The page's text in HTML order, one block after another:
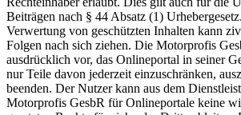
Beiträgen nach § 44 Absatz (1)
Verwertung von geschützten Inhalten kann
Folgen nach sich ziehen. Die Motorprofis
ausdrücklich vor, das Onlineportal in seiner
nur Teile davon jederzeit einzuschränken,
beenden. Der Nutzer kann aus dem
Motorprofis GesbR für Onlineportale keine